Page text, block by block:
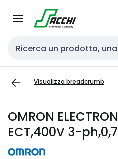
navigazionecontenuto
Cerca input
Visualizza breadcrumb
OMRON
ECT,400V 3-